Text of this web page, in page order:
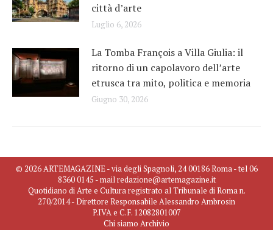
città d’arte
Luglio 6, 2026
La Tomba François a Villa Giulia: il
ritorno di un capolavoro dell’arte
etrusca tra mito, politica e memoria
Giugno 30, 2026
© 2026 ARTEMAGAZINE - via degli Spagnoli, 24 00186 Roma - tel 06
8360 0145 - mail redazione@artemagazine.it
Quotidiano di Arte e Cultura registrato al Tribunale di Roma n.
270/2014 - Direttore Responsabile Alessandro Ambrosin
P.IVA e C.F. 12082801007
Chi siamo Archivio